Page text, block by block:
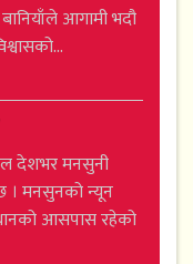
बानियाँले आगामी भदौ
देशभर मनसुनी
। मनसुनको न्यून
आसपास रहेको